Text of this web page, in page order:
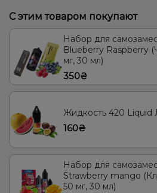
С этим товаром покупают
Набор для
Blueberry Raspberry
мг, 30 мл)
350₴
Жидкость 420 Liquid
160₴
Набор для
Strawberry mango
50 мг, 30 мл)